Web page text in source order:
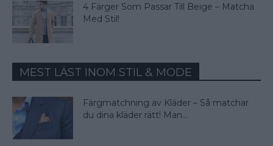
4 Färger Som Passar Till Beige – Matcha
Med Stil!
MEST LÄST INOM STIL & MODE
Färgmatchning av Kläder – Så matchar
du dina kläder rätt! Man...